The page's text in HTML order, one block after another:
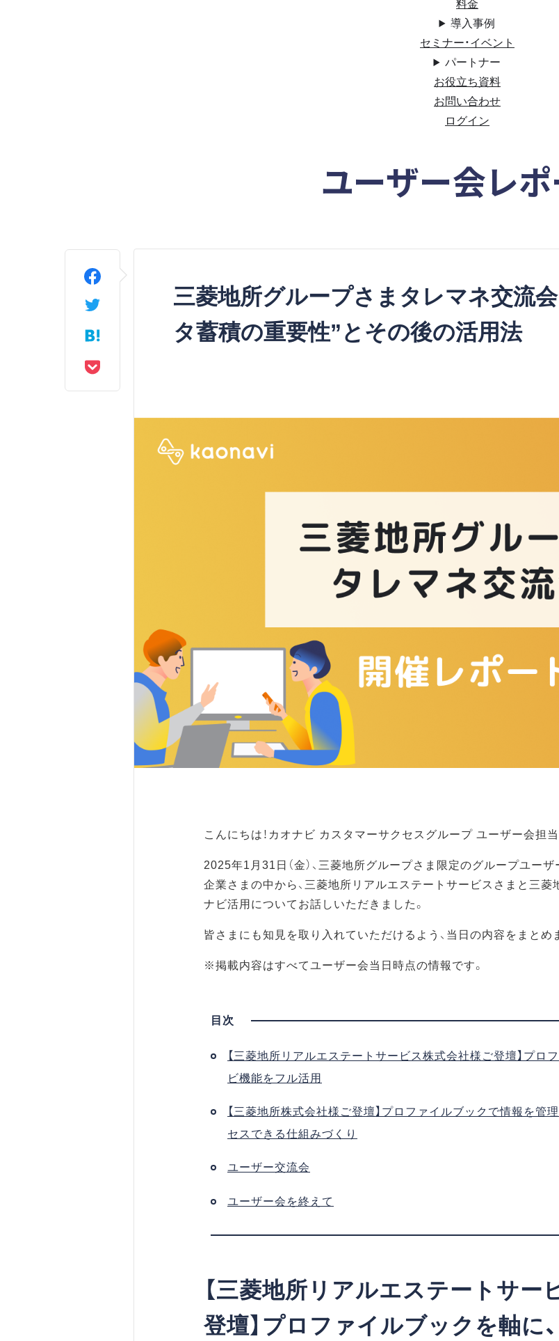
導入事例
セミナー・イベント
パートナー
お役立ち資料
お問い合わせ
ログイン
ユーザー会レポ
三菱地所グループさまタレマネ交流
タ蓄積の重要性”とその後の活用法
こんにちは！カオナビ カスタマーサクセスグループ ユーザー会担当
2025年1月31日（金）、三菱地所グループさま限定のグループユー
企業さまの中から、三菱地所リアルエステートサービスさまと三菱
ナビ活用についてお話しいただきました。
皆さまにも知見を取り入れていただけるよう、当日の内容をまとめ
※掲載内容はすべてユーザー会当日時点の情報です。
【三菱地所リアルエステートサービス株式会社様ご登壇】プロ
ビ機能をフル活用
【三菱地所株式会社様ご登壇】プロファイルブックで情報を管
セスできる仕組みづくり
ユーザー交流会
ユーザー会を終えて
【三菱地所リアルエステートサー
登壇】プロファイルブックを軸に